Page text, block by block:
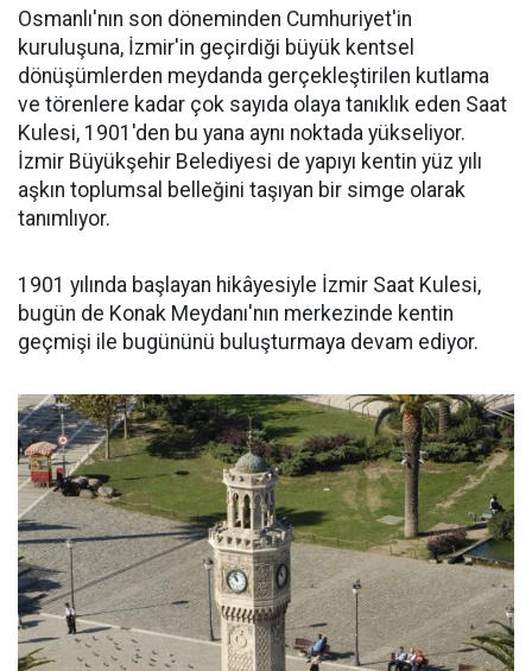
Osmanlı'nın son döneminden Cumhuriyet'in
kuruluşuna, İzmir'in geçirdiği büyük kentsel
dönüşümlerden meydanda gerçekleştirilen kutlama
ve törenlere kadar çok sayıda olaya tanıklık eden Saat
Kulesi, 1901'den bu yana aynı noktada yükseliyor.
İzmir Büyükşehir Belediyesi de yapıyı kentin yüz yılı
aşkın toplumsal belleğini taşıyan bir simge olarak
tanımlıyor.
1901 yılında başlayan hikâyesiyle İzmir Saat Kulesi,
bugün de Konak Meydanı'nın merkezinde kentin
geçmişi ile bugününü buluşturmaya devam ediyor.